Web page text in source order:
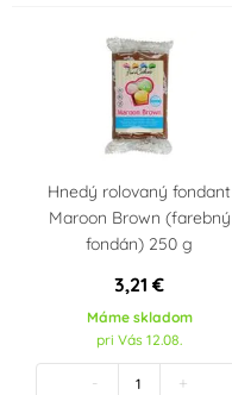
Hnedý rolovaný fondant
Maroon Brown (farebný
fondán) 250 g
3,21 €
Máme skladom
pri Vás 12.08.
- +